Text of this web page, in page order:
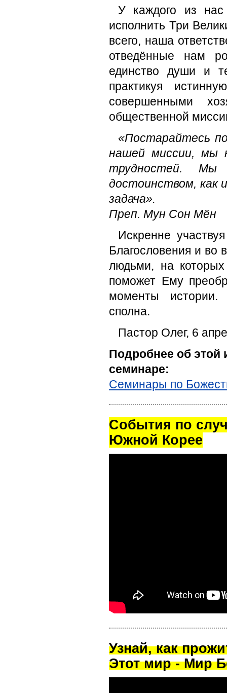
У каждого из
исполнить Три
всего, наша
отведённые нам
единство души и
практикуя
совершенными
общественной
«Постарайтесь
нашей миссии, мы
трудностей. Мы
достоинством, как
задача».
Преп. Мун Сон Мён
Искренне
Благословения и во
людьми, на
поможет Ему
моменты истории.
сполна.
Пастор Олег, 6
Подробнее об этой
семинаре:
Семинары по
Cобытия по
Южной Корее
Узнай, как
Этот мир - Мир